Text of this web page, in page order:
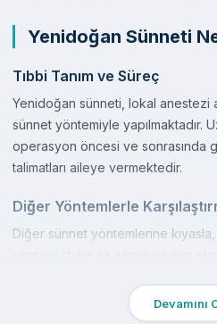
Yenidoğan Sünneti
Tıbbi Tanım ve Süreç
Yenidoğan sünneti, lokal anestezi
sünnet yöntemiyle yapılmaktadır.
operasyon öncesi ve sonrasında
talimatları aileye vermektedir.
Diğer Yöntemlerle
Diğer sünnet yöntemlerine
Devamını